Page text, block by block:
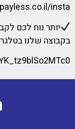
insta
יותר נוח לכם
בקבוצה שלנו